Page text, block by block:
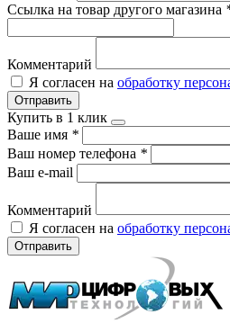
Ссылка на товар другого магазина
Комментарий
Я согласен на обработку
Отправить
Купить в 1 клик
Ваше имя *
Ваш номер телефона *
Ваш e-mail
Комментарий
Я согласен на обработку
Отправить